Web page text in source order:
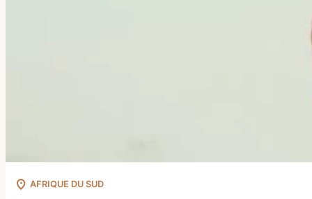
AFRIQUE DU SUD